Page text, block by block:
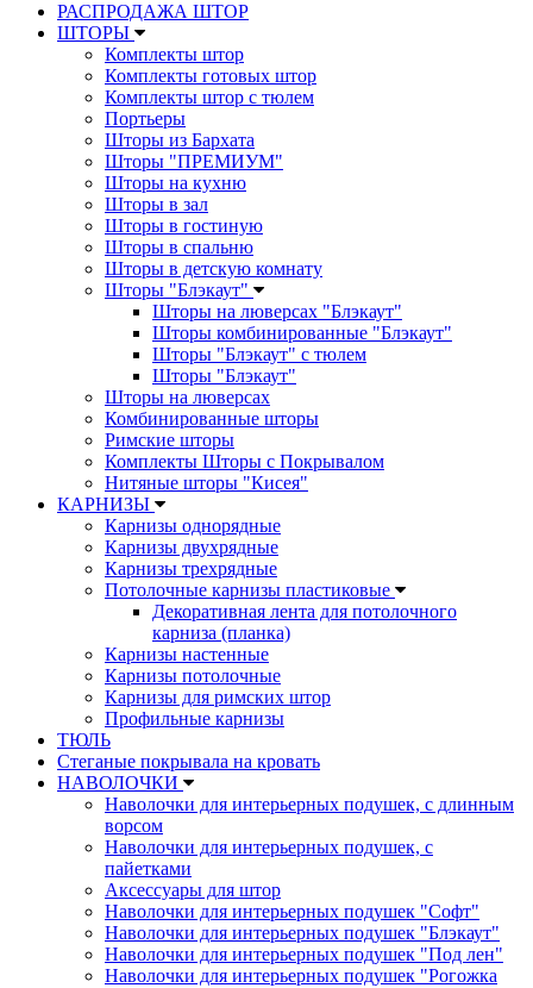
РАСПРОДАЖА ШТОР
ШТОРЫ
Комплекты штор
Комплекты готовых штор
Комплекты штор с тюлем
Портьеры
Шторы из Бархата
Шторы "ПРЕМИУМ"
Шторы на кухню
Шторы в зал
Шторы в гостиную
Шторы в спальню
Шторы в детскую комнату
Шторы "Блэкаут"
Шторы на люверсах "Блэкаут"
Шторы комбинированные "Блэкаут"
Шторы "Блэкаут" с тюлем
Шторы "Блэкаут"
Шторы на люверсах
Комбинированные шторы
Римские шторы
Комплекты Шторы c Покрывалом
Нитяные шторы "Кисея"
КАРНИЗЫ
Карнизы однорядные
Карнизы двухрядные
Карнизы трехрядные
Потолочные карнизы пластиковые
Декоративная лента для потолочного
карниза (планка)
Карнизы настенные
Карнизы потолочные
Карнизы для римских штор
Профильные карнизы
ТЮЛЬ
Стеганые покрывала на кровать
НАВОЛОЧКИ
Наволочки для интерьерных подушек, с длинным
ворсом
Наволочки для интерьерных подушек, с
пайетками
Аксессуары для штор
Наволочки для интерьерных подушек "Софт"
Наволочки для интерьерных подушек "Блэкаут"
Наволочки для интерьерных подушек "Под лен"
Наволочки для интерьерных подушек "Рогожка